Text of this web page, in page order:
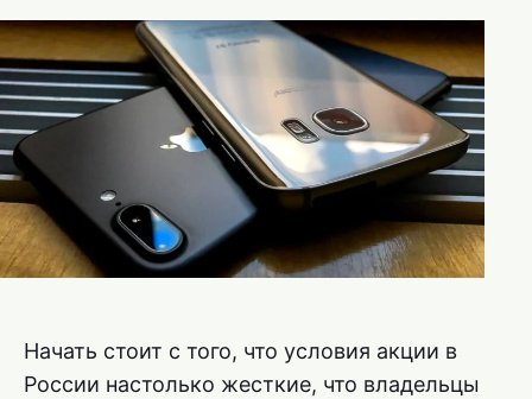
Начать стоит с того, что условия акции в
России настолько жесткие, что владельцы